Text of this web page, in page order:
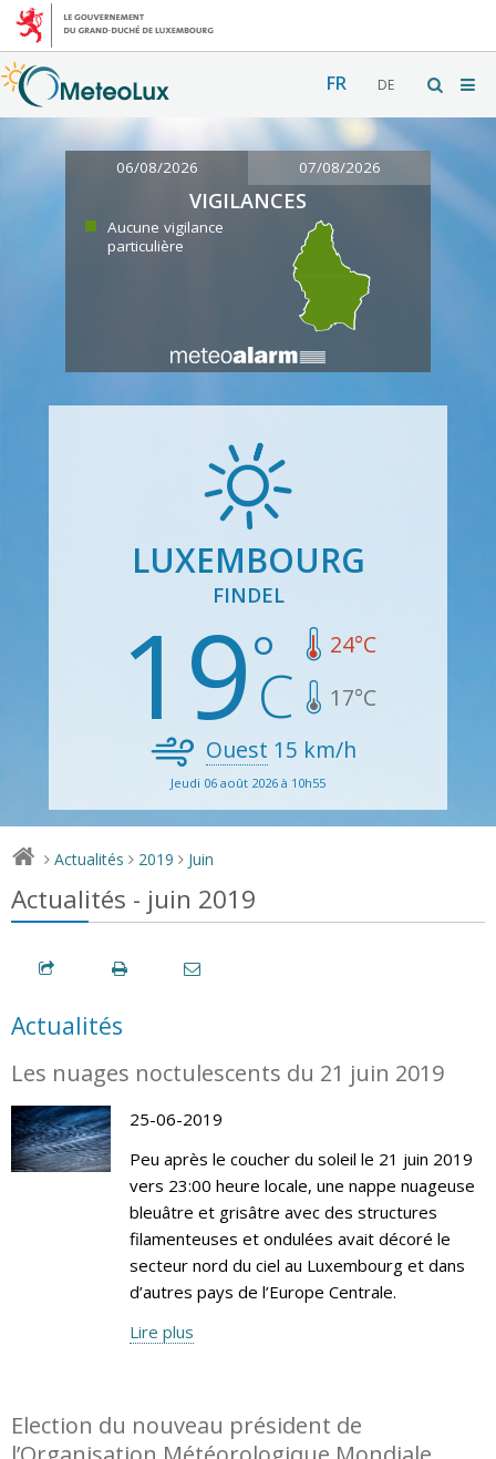
FR DE
06/08/2026 07/08/2026
VIGILANCES
Aucune vigilance
particulière
LUXEMBOURG
FINDEL
19 24°C
17°C
Ouest 15 km/h
Jeudi 06 août 2026 à 10h55
> Actualités > 2019 > Juin
Actualités - juin 2019
Actualités
Les nuages noctulescents du 21 juin 2019
25-06-2019
Peu après le coucher du soleil le 21 juin 2019
vers 23:00 heure locale, une nappe nuageuse
bleuâtre et grisâtre avec des structures
filamenteuses et ondulées avait décoré le
secteur nord du ciel au Luxembourg et dans
d’autres pays de l’Europe Centrale.
Lire plus
Election du nouveau président de